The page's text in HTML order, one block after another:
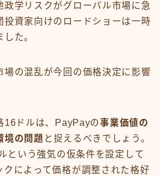
政学リスクがグローバル市場に急
投資家向けのロードショーは一時
た。
場の混乱が今回の価格決定に影響
16ドルは、PayPayの事業価値の
境の問題 と捉えるべきでしょう。
という強気の仮条件を設定して
クによって価格が調整された格好